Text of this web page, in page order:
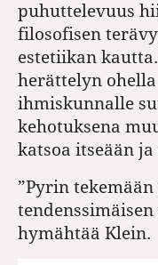
puhuttelevuus
filosofisen
estetiikan
herättelyn
ihmiskunnalle
kehotuksena
katsoa ­itseään
”Pyrin
hymähtää Klein.